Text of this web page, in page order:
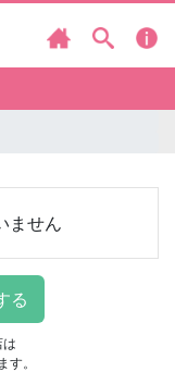
ません
す。